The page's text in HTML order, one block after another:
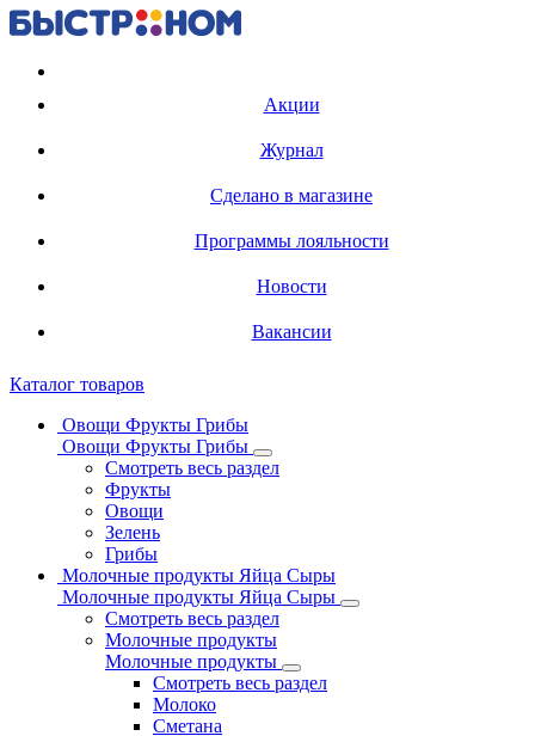
Акции
Журнал
Сделано в магазине
Программы лояльности
Новости
Вакансии
Каталог товаров
Овощи Фрукты Грибы
Овощи Фрукты Грибы
Смотреть весь раздел
Фрукты
Овощи
Зелень
Грибы
Молочные продукты Яйца Сыры
Молочные продукты Яйца Сыры
Смотреть весь раздел
Молочные продукты
Молочные продукты
Смотреть весь раздел
Молоко
Сметана